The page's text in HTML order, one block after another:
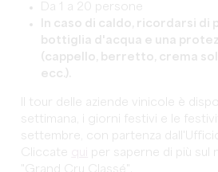
Da 1 a 20 persone
In caso di caldo, ricordarsi di
bottiglia d'acqua e una
(cappello, berretto, crema
ecc.).
Il tour delle aziende vinicole è
settimana, i giorni festivi e le
settembre, con partenza
Cliccate
per saperne di più sul
"Grand Cru Classé".